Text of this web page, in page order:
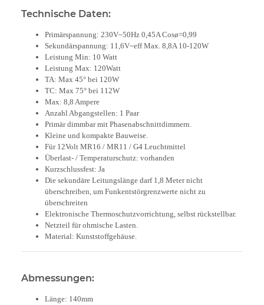
Technische Daten:
Primärspannung: 230V~50Hz 0,45A Cosø=0,99
Sekundärspannung: 11,6V~eff Max. 8,8A 10-120W
Leistung Min: 10 Watt
Leistung Max: 120Watt
TA: Max 45° bei 120W
TC: Max 75° bei 112W
Max: 8,8 Ampere
Anzahl Abgangstellen: 1 Paar
Primär dimmbar mit Phasenabschnittdimmern.
Kleine und kompakte Bauweise.
Für 12Volt MR16 / MR11 / G4 Leuchtmittel
Überlast- / Temperaturschutz: vorhanden
Kurzschlussfest: Ja
Die sekundäre Leitungslänge darf 1,8 Meter nicht
überschreiben, um Funkentstörgrenzwerte nicht zu
überschreiten
Elektronische Thermoschutzvorrichtung, selbst rückstellbar.
Netzteil für ohmische Lasten.
Material: Kunststoffgehäuse.
Abmessungen:
Länge: 140mm